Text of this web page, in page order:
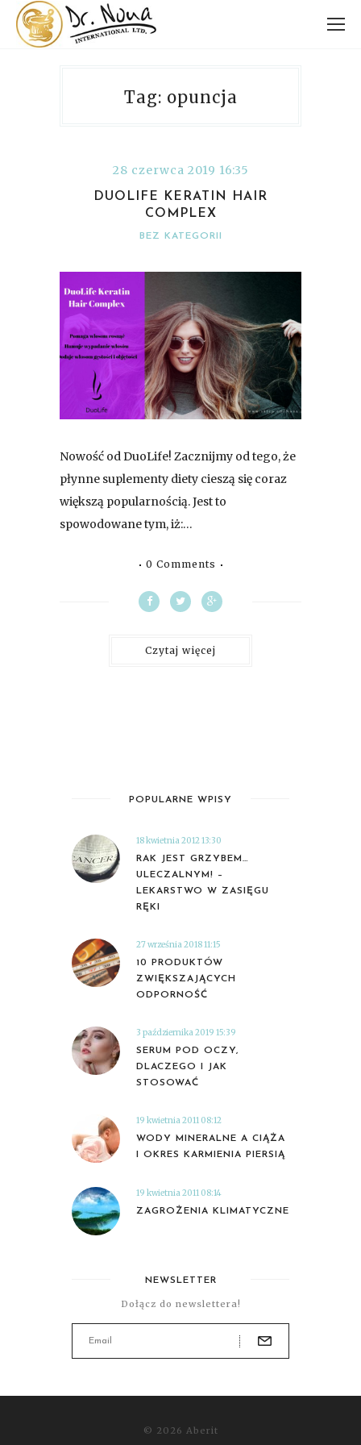
Tag: opuncja
28 czerwca 2019 16:35
DUOLIFE KERATIN HAIR
COMPLEX
BEZ KATEGORII
Nowość od DuoLife! Zacznijmy od tego, że
płynne suplementy diety cieszą się coraz
większą popularnością. Jest to
spowodowane tym, iż:…
0 Comments
Czytaj więcej
POPULARNE WPISY
18 kwietnia 2012 13:30
RAK JEST GRZYBEM…
ULECZALNYM! –
LEKARSTWO W ZASIĘGU
RĘKI
27 września 2018 11:15
10 PRODUKTÓW
ZWIĘKSZAJĄCYCH
ODPORNOŚĆ
3 października 2019 15:39
SERUM POD OCZY,
DLACZEGO I JAK
STOSOWAĆ
19 kwietnia 2011 08:12
WODY MINERALNE A CIĄŻA
I OKRES KARMIENIA PIERSIĄ
19 kwietnia 2011 08:14
ZAGROŻENIA KLIMATYCZNE
NEWSLETTER
Dołącz do newslettera!
© 2026 Aberit